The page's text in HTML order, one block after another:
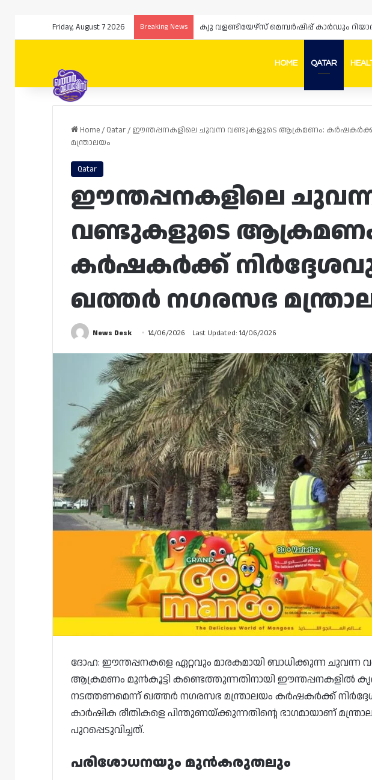
Friday, August 7 2026 Breaking News
HOME QATAR
Home/ Qatar/ ഈന്തപ്പനകളിലെ ചുവന്ന വണ്ടുകളുടെ ആക്രമണം: കർഷകർക്ക്
മന്ത്രാലയം
Qatar
ഈന്തപ്പനകളിലെ
വണ്ടുകളുടെ
കർഷകർക്ക്
ഖത്തർ നഗരസഭ
News Desk 14/06/2026 Last Updated: 14/06/2026
ദോഹ: ഈന്തപ്പനകളെ ഏറ്റവും മാരകമായി ബാധിക്കുന്ന ചുവന്ന
ആക്രമണം മുൻകൂട്ടി കണ്ടെത്തുന്നതിനായി ഈന്തപ്പനകളിൽ
നടത്തണമെന്ന് ഖത്തർ നഗരസഭ മന്ത്രാലയം കർഷകർക്ക്
കാർഷിക രീതികളെ പിന്തുണയ്ക്കുന്നതിന്റെ ഭാഗമായാണ്
പുറപ്പെടുവിച്ചത്.
പരിശോധനയും മുൻകരുതലും